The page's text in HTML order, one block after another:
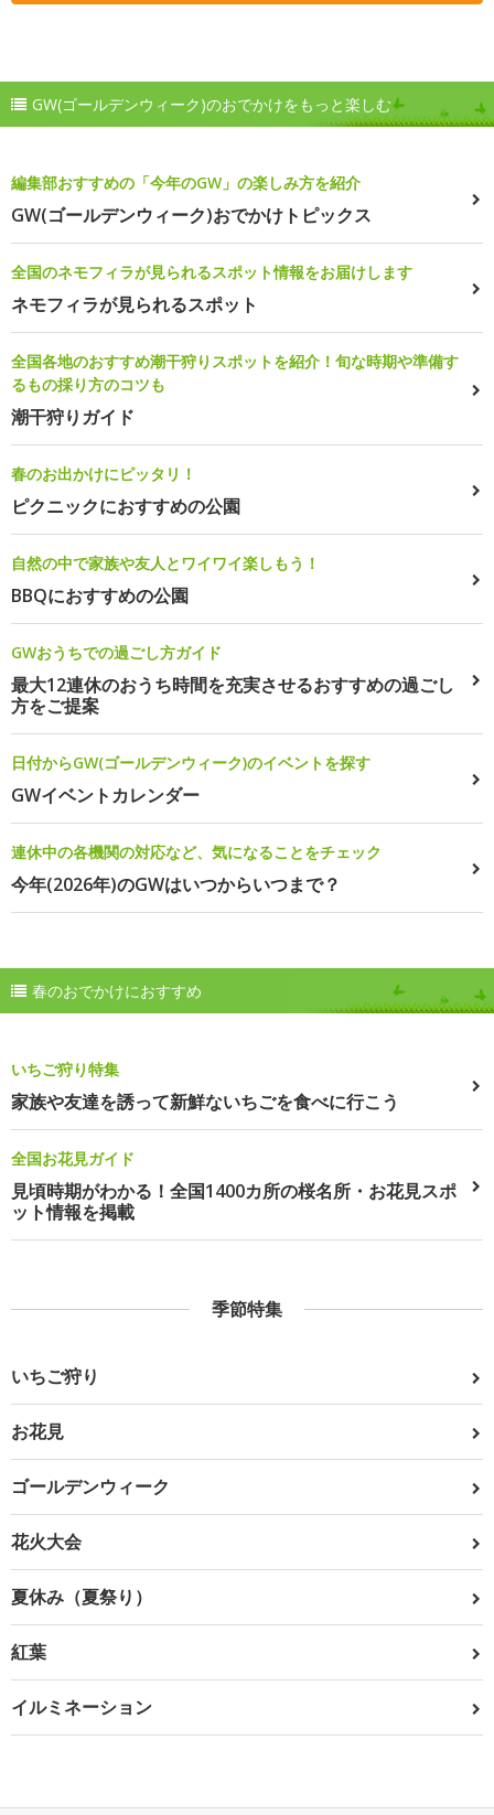
GW(ゴールデンウィーク)のおでかけをもっと楽しむ
編集部おすすめの「今年のGW」の楽しみ方を紹介
GW(ゴールデンウィーク)おでかけトピックス
全国のネモフィラが見られるスポット情報をお届けします
ネモフィラが見られるスポット
全国各地のおすすめ潮干狩りスポットを紹介！旬な時期や準備す
るもの採り方のコツも
潮干狩りガイド
春のお出かけにピッタリ！
ピクニックにおすすめの公園
自然の中で家族や友人とワイワイ楽しもう！
BBQにおすすめの公園
GWおうちでの過ごし方ガイド
最大12連休のおうち時間を充実させるおすすめの過ごし
方をご提案
日付からGW(ゴールデンウィーク)のイベントを探す
GWイベントカレンダー
連休中の各機関の対応など、気になることをチェック
今年(2026年)のGWはいつからいつまで？
春のおでかけにおすすめ
いちご狩り特集
家族や友達を誘って新鮮ないちごを食べに行こう
全国お花見ガイド
見頃時期がわかる！全国1400カ所の桜名所・お花見スポ
ット情報を掲載
季節特集
いちご狩り
お花見
ゴールデンウィーク
花火大会
夏休み（夏祭り）
紅葉
イルミネーション